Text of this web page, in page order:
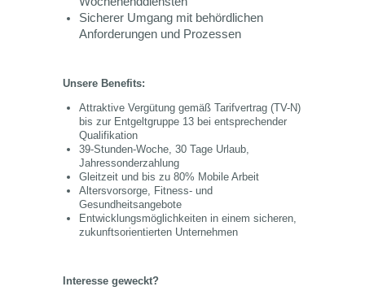
Sicherer Umgang mit behördlichen
Anforderungen und Prozessen
Unsere Benefits:
Attraktive Vergütung gemäß Tarifvertrag (TV-N)
bis zur Entgeltgruppe 13 bei entsprechender
Qualifikation
39-Stunden-Woche, 30 Tage Urlaub,
Jahressonderzahlung
Gleitzeit und bis zu 80% Mobile Arbeit
Altersvorsorge, Fitness- und
Gesundheitsangebote
Entwicklungsmöglichkeiten in einem sicheren,
zukunftsorientierten Unternehmen
Interesse geweckt?